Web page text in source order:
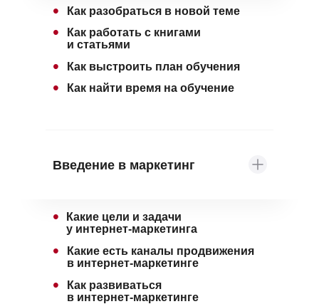
Как разобраться в новой теме
•
Как работать с книгами
и статьями
•
Как выстроить план обучения
•
Как найти время на обучение
•
Введение в маркетинг
Какие цели и задачи
у интернет-маркетинга
•
Какие есть каналы продвижения
в интернет-маркетинге
•
Как развиваться
в интернет-маркетинге
•